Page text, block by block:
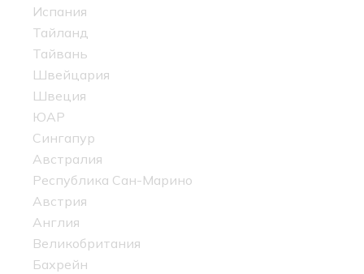
Испания
Тайланд
Тайвань
Швейцария
Швеция
ЮАР
Сингапур
Австралия
Республика Сан-Марино
Австрия
Англия
Великобритания
Бахрейн